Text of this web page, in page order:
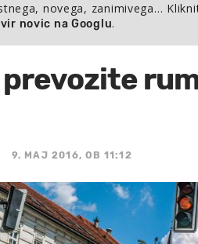
novega, zanimivega…
novic na Googlu.
9. MAJ 2016, OB 11:12